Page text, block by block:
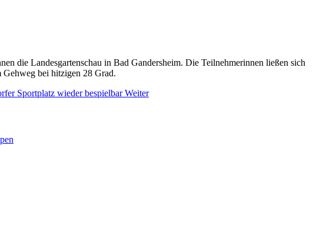
die Landesgartenschau in Bad Gandersheim. Die Teilnehmerinnen ließen sich
Gehweg bei hitzigen 28 Grad.
Sportplatz wieder bespielbarWeiter